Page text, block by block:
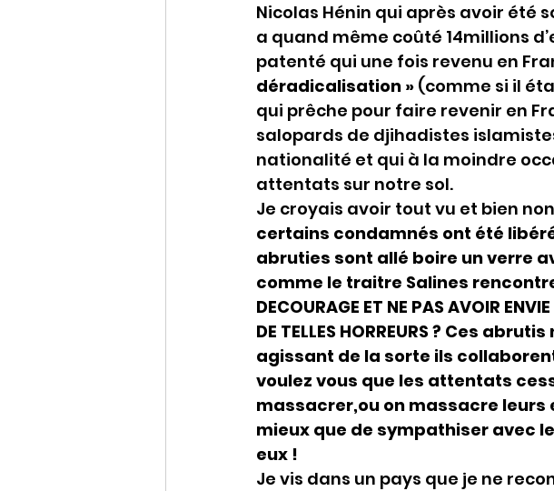
Nicolas Hénin qui après avoir été
a quand même coûté 14millions
patenté qui une fois revenu en
déradicalisation » (comme si il
qui prêche pour faire revenir en
salopards de djihadistes
nationalité et qui à la moindre
attentats sur notre sol.
Je croyais avoir tout vu et bien
certains condamnés ont été
abruties sont allé boire un verre
comme le traitre Salines
DECOURAGE ET NE PAS AVOIR
DE TELLES HORREURS ? Ces
agissant de la sorte ils
voulez vous que les attentats
massacrer,ou on massacre leurs
mieux que de sympathiser avec
eux !
Je vis dans un pays que je ne